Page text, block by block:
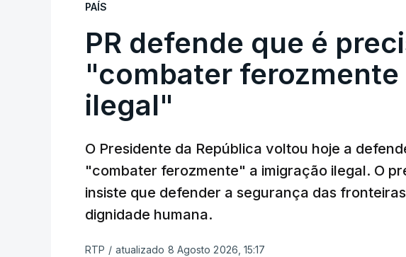
PAÍS
PR defende que é
"combater ferozmente
ilegal"
O Presidente da República voltou hoje a
"combater ferozmente" a imigração ilegal. O
insiste que defender a segurança das
dignidade humana.
RTP / atualizado 8 Agosto 2026, 15:17